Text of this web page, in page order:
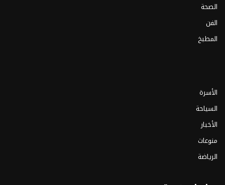
الصحة
الفن
المطبخ
الأسرة
السياحة
الأخبار
منوعات
الرياضة